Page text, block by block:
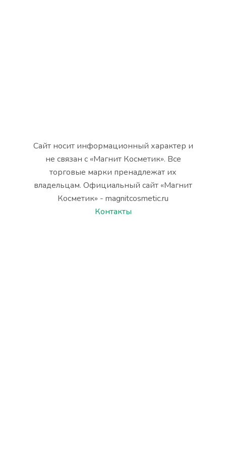
Сайт носит информационный характер и
не связан с «Магнит Косметик». Все
торговые марки пренадлежат их
владельцам. Официальный сайт «Магнит
Косметик» - magnitcosmetic.ru
Контакты